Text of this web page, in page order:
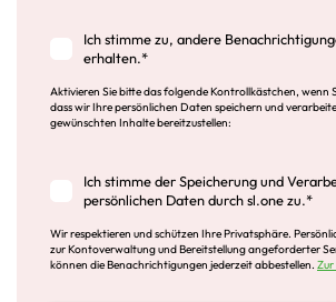
Ich stimme zu, andere
erhalten.*
Aktivieren Sie bitte das folgende Kontrollkästchen, wenn
dass wir Ihre persönlichen Daten speichern und
gewünschten Inhalte bereitzustellen:
Ich stimme der Speicherung und
persönlichen Daten durch sl.one zu.*
Wir respektieren und schützen Ihre Privatsphäre.
zur Kontoverwaltung und Bereitstellung angeforderter
können die Benachrichtigungen jederzeit abbestellen.